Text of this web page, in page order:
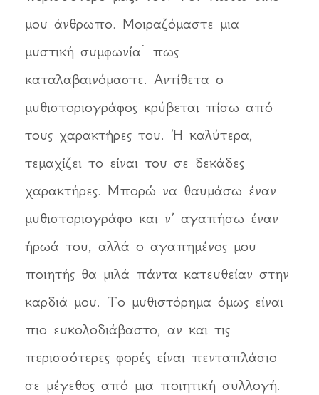
μου άνθρωπο. Μοιραζόμαστε μια
μυστική συμφωνία˙ πως
καταλαβαινόμαστε. Αντίθετα ο
μυθιστοριογράφος κρύβεται πίσω από
τους χαρακτήρες του. Ή καλύτερα,
τεμαχίζει το είναι του σε δεκάδες
χαρακτήρες. Μπορώ να θαυμάσω έναν
μυθιστοριογράφο και ν’ αγαπήσω έναν
ήρωά του, αλλά ο αγαπημένος μου
ποιητής θα μιλά πάντα κατευθείαν στην
καρδιά μου. Το μυθιστόρημα όμως είναι
πιο ευκολοδιάβαστο, αν και τις
περισσότερες φορές είναι πενταπλάσιο
σε μέγεθος από μια ποιητική συλλογή.